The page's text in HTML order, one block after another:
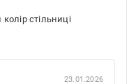
стільниці
23.01.2026